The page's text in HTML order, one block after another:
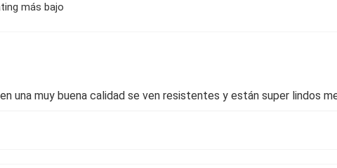
más bajo
una muy buena calidad se ven resistentes y están super lindos